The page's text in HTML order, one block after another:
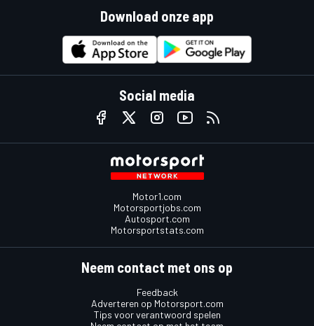
Download onze app
Social media
Motor1.com
Motorsportjobs.com
Autosport.com
Motorsportstats.com
Neem contact met ons op
Feedback
Adverteren op Motorsport.com
Tips voor verantwoord spelen